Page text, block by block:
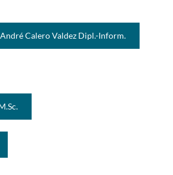
Calero Valdez Dipl.-Inform.